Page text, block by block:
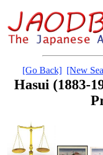
[Go Back] [New
Hasui (1883-